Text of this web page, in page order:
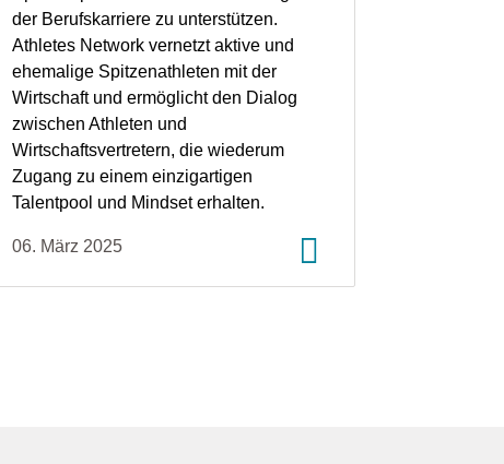
der Berufskarriere zu unterstützen.
Athletes Network vernetzt aktive und
ehemalige Spitzenathleten mit der
Wirtschaft und ermöglicht den Dialog
zwischen Athleten und
Wirtschaftsvertretern, die wiederum
Zugang zu einem einzigartigen
Talentpool und Mindset erhalten.
06. März 2025